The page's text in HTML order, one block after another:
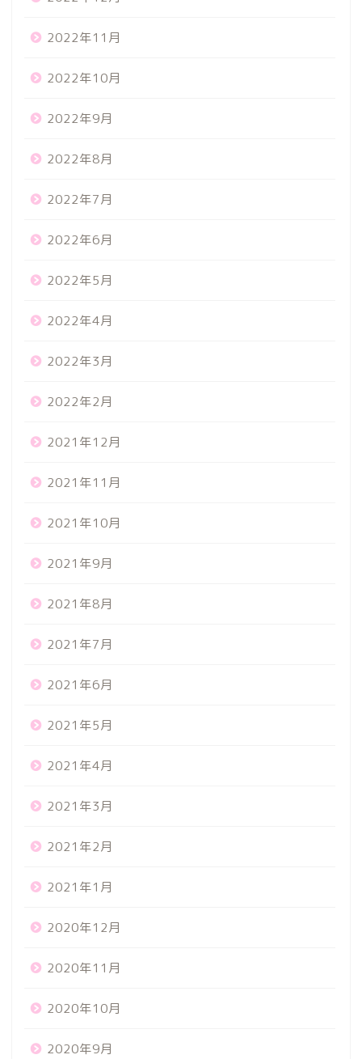
2022年11月
2022年10月
2022年9月
2022年8月
2022年7月
2022年6月
2022年5月
2022年4月
2022年3月
2022年2月
2021年12月
2021年11月
2021年10月
2021年9月
2021年8月
2021年7月
2021年6月
2021年5月
2021年4月
2021年3月
2021年2月
2021年1月
2020年12月
2020年11月
2020年10月
2020年9月